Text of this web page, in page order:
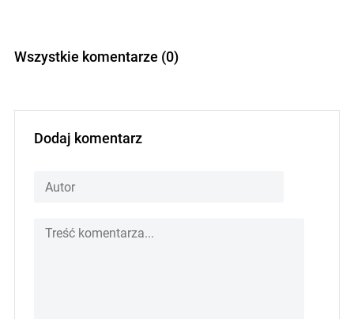
Wszystkie komentarze (0)
Dodaj komentarz